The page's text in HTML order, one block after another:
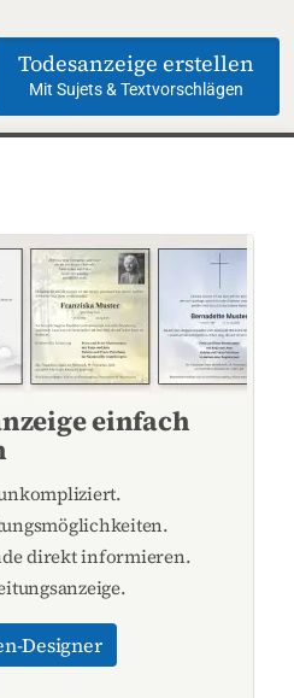
Todesanzeige erstellen
Mit Sujets & Textvorschlägen
einfach
direkt informieren.
Designer